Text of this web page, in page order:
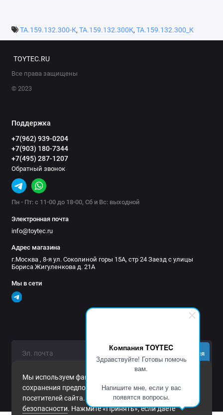
Компания TOYTEC
Здравствуйте! Готовы помочь
вам.
Напишите мне, если у вас
появятся вопросы.
Габаритные размеры:
- глубина: 85 мм.
- высота: 580 мм.
ТА.159.132.300-К, ТА.159.132.300К, ТА.159.132.300_К
Мы используем файлы cookie и другие средства
сохранения предпочтений и анализа действий
посетителей сайта. Подробнее вПолитика
безопасности. Нажмите «Принять», если даете
TOYTEC.RU
Все права защищены
© 2023
Поддержка
+7(962) 939-0204
+7(903) 180-7344
+7(495) 287-1207
Обратный звонок
Пн - Пт: с 11-00 до 18-00, Сб и Вс: выходной
Электронная почта
info@toytec.ru
Адрес магазина
г.Москва , 8-я ул. Соколиной горы 15А, стр 24 Заезд с улицы
Бориса Жигуленкова д. 21А
Мы в сети
Подписаться
Нажимая на кнопку «Подписаться», Вы даете
обработку персональных данных.